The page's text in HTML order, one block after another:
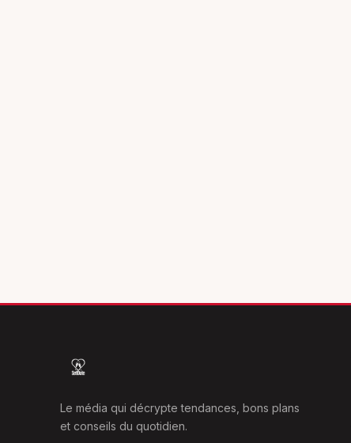
Le média qui décrypte tendances, bons plans
et conseils du quotidien.